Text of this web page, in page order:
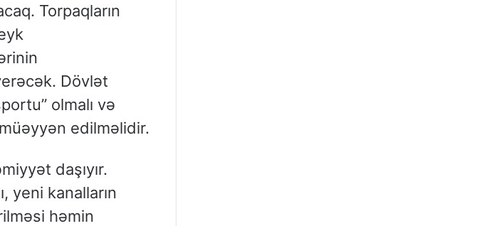
Torpaqların
Dövlət
olmalı və
edilməlidir.
daşıyır.
yeni kanalların
həmin